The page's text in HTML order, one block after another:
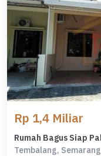
Rp 1,4 Miliar
Tembalang, Semarang